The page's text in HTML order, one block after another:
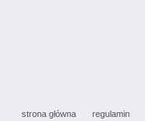
strona główna regulamin